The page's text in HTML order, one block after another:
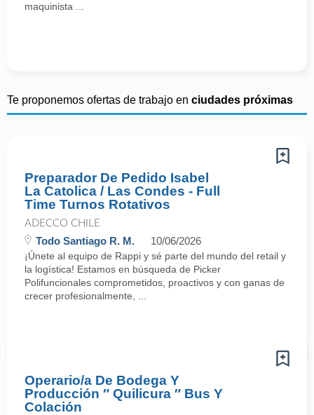
maquinista ...
Te proponemos ofertas de trabajo en ciudades próximas
Preparador De Pedido Isabel
La Catolica / Las Condes - Full
Time Turnos Rotativos
ADECCO CHILE
Todo Santiago R. M. 10/06/2026
¡Únete al equipo de Rappi y sé parte del mundo del retail y
la logística! Estamos en búsqueda de Picker
Polifuncionales comprometidos, proactivos y con ganas de
crecer profesionalmente, ...
Operario/a De Bodega Y
Producción ″ Quilicura ″ Bus Y
Colación